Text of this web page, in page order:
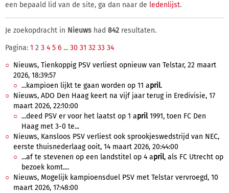
een bepaald lid van de site, ga dan naar de ledenlijst.
Je zoekopdracht in Nieuws had 842 resultaten.
Pagina: 1 2 3 4 5 6 ... 30 31 32 33 34
Nieuws, Tienkoppig PSV verliest opnieuw van Telstar, 22 maart
2026, 18:39:57
...kampioen lijkt te gaan worden op 11 april.
Nieuws, ADO Den Haag keert na vijf jaar terug in Eredivisie, 17
maart 2026, 22:10:00
...deed PSV er voor het laatst op 1 april1991, toen FC Den
Haag met 3-0 te...
Nieuws, Kansloos PSV verliest ook sprookjeswedstrijd van NEC,
eerste thuisnederlaag ooit, 14 maart 2026, 20:44:00
...af te stevenen op een landstitel op 4 april, als FC Utrecht op
bezoek komt....
Nieuws, Mogelijk kampioensduel PSV met Telstar vervroegd, 10
maart 2026, 17:48:00